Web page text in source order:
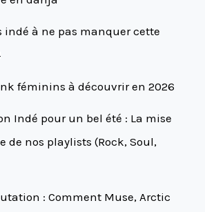
indé à ne pas manquer cette
féminins à découvrir en 2026
Indé pour un bel été : La mise
de nos playlists (Rock, Soul,
: Comment Muse, Arctic